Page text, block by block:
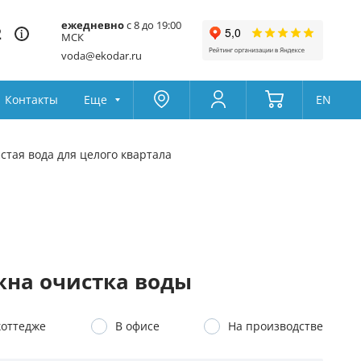
ежедневнос 8 до 19:00
МСК
voda@ekodar.ru
Контакты Еще
МоскваКолумбус
EN
вода для целого квартала
очистка воды
В офисе На производстве